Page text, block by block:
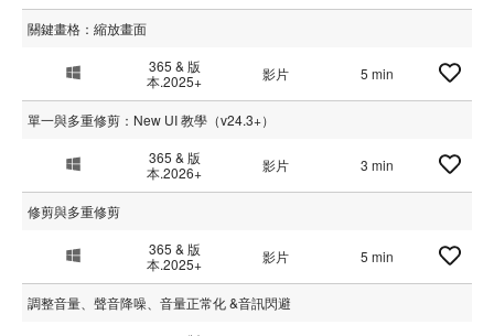
關鍵畫格：縮放畫面
365 & 版
本.2025+
影片 5 min
單一與多重修剪：New UI 教學（v24.3+）
365 & 版
本.2026+
影片 3 min
修剪與多重修剪
365 & 版
本.2025+
影片 5 min
調整音量、聲音降噪、音量正常化 &音訊閃避